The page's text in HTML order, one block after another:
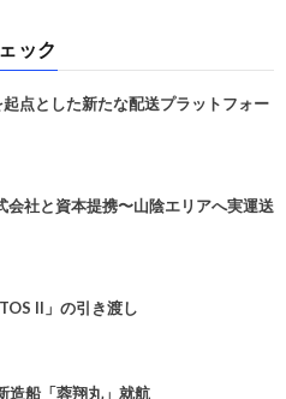
ック
点とした新たな配送プラットフォー
社と資本提携〜山陰エリアへ実運送
II」の引き渡し
造船「蓉翔丸」就航